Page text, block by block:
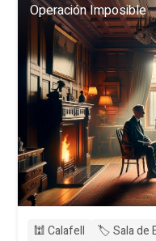
Operación Imposible
🕍 Calafell 🏷️ Sala de